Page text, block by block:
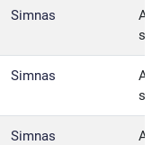
Simnas
Simnas
Simnas